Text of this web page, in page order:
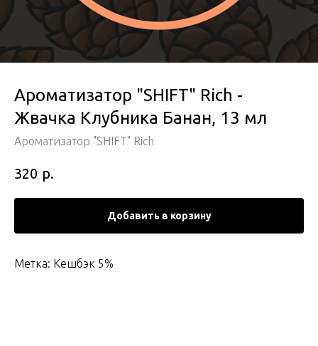
Ароматизатор "SHIFT" Rich -
Жвачка Клубника Банан, 13 мл
Ароматизатор "SHIFT" Rich
320 р.
Добавить в корзину
Метка: Кешбэк 5%